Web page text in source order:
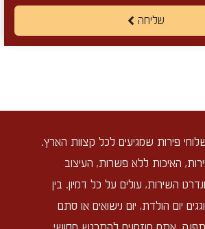
שליחה
פירות שמגיעים לכל קצוות הארץ.
האיכות ללא פשרות, העיצוב
השירות, עולים על כל דמיון. בין
יום הולדת, יום נישואים או סתם